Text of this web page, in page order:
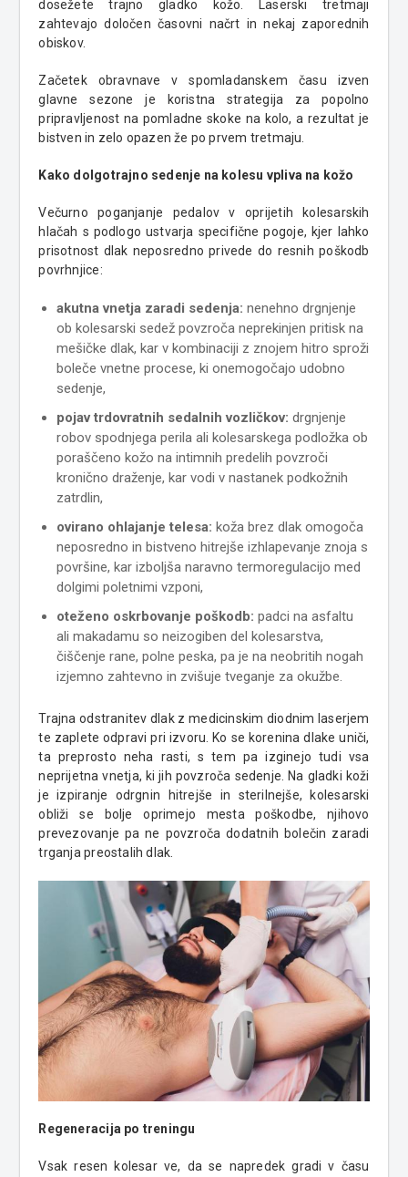
dosežete trajno gladko kožo. Laserski tretmaji
zahtevajo določen časovni načrt in nekaj zaporednih
obiskov.
Začetek obravnave v spomladanskem času izven
glavne sezone je koristna strategija za popolno
pripravljenost na pomladne skoke na kolo, a rezultat je
bistven in zelo opazen že po prvem tretmaju.
Kako dolgotrajno sedenje na kolesu vpliva na kožo
Večurno poganjanje pedalov v oprijetih kolesarskih
hlačah s podlogo ustvarja specifične pogoje, kjer lahko
prisotnost dlak neposredno privede do resnih poškodb
povrhnjice:
akutna vnetja zaradi sedenja: nenehno drgnjenje
ob kolesarski sedež povzroča neprekinjen pritisk na
mešičke dlak, kar v kombinaciji z znojem hitro sproži
boleče vnetne procese, ki onemogočajo udobno
sedenje,
pojav trdovratnih sedalnih vozličkov: drgnjenje
robov spodnjega perila ali kolesarskega podložka ob
poraščeno kožo na intimnih predelih povzroči
kronično draženje, kar vodi v nastanek podkožnih
zatrdlin,
ovirano ohlajanje telesa: koža brez dlak omogoča
neposredno in bistveno hitrejše izhlapevanje znoja s
površine, kar izboljša naravno termoregulacijo med
dolgimi poletnimi vzponi,
oteženo oskrbovanje poškodb: padci na asfaltu
ali makadamu so neizogiben del kolesarstva,
čiščenje rane, polne peska, pa je na neobritih nogah
izjemno zahtevno in zvišuje tveganje za okužbe.
Trajna odstranitev dlak z medicinskim diodnim laserjem
te zaplete odpravi pri izvoru. Ko se korenina dlake uniči,
ta preprosto neha rasti, s tem pa izginejo tudi vsa
neprijetna vnetja, ki jih povzroča sedenje. Na gladki koži
je izpiranje odrgnin hitrejše in sterilnejše, kolesarski
obliži se bolje oprimejo mesta poškodbe, njihovo
prevezovanje pa ne povzroča dodatnih bolečin zaradi
trganja preostalih dlak.
Regeneracija po treningu
Vsak resen kolesar ve, da se napredek gradi v času